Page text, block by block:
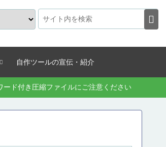
自作ツールの宣伝・紹介
ド付き圧縮ファイルにご注意ください